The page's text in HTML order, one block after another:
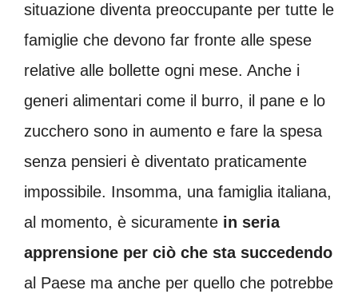
situazione diventa preoccupante per tutte le
famiglie che devono far fronte alle spese
relative alle bollette ogni mese. Anche i
generi alimentari come il burro, il pane e lo
zucchero sono in aumento e fare la spesa
senza pensieri è diventato praticamente
impossibile. Insomma, una famiglia italiana,
al momento, è sicuramente in seria
apprensione per ciò che sta succedendo
al Paese ma anche per quello che potrebbe